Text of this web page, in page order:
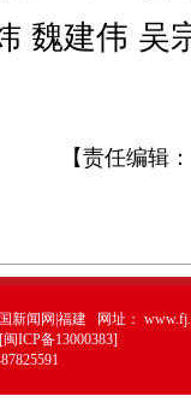
魏建伟 吴
【责任编辑：
新闻网|福建 网址：
ICP备13000383]